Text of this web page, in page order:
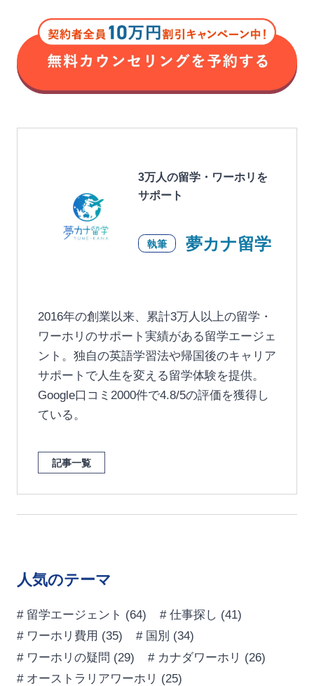
3万人の留学・ワーホリを
サポート
執筆 夢カナ留学
2016年の創業以来、累計3万人以上の留学・
ワーホリのサポート実績がある留学エージェ
ント。独自の英語学習法や帰国後のキャリア
サポートで人生を変える留学体験を提供。
Google口コミ2000件で4.8/5の評価を獲得し
ている。
記事一覧
人気のテーマ
# 留学エージェント (64) # 仕事探し (41)
# ワーホリ費用 (35) # 国別 (34)
# ワーホリの疑問 (29) # カナダワーホリ (26)
# オーストラリアワーホリ (25)